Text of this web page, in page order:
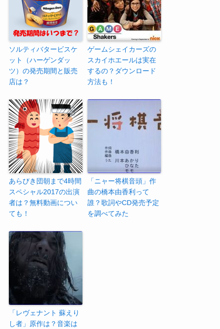
ソルティバタービスケ
ット（ハーゲンダッ
ツ）の発売期間と販売
店は？
ゲームシェイカーズの
スカイホエールは実在
するの？ダウンロード
方法も！
あらびき団朝まで4時間
スペシャル2017の出演
者は？無料動画につい
ても！
「ニャー将棋音頭」作
曲の橋本由香利って
誰？歌詞やCD発売予定
を調べてみた
「レヴェナント 蘇えり
し者」原作は？音楽は